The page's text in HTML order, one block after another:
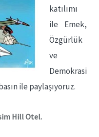
katılımı
ile Emek,
Özgürlük
ve
Demokrasi
ile paylaşıyoruz.
Hill Otel.